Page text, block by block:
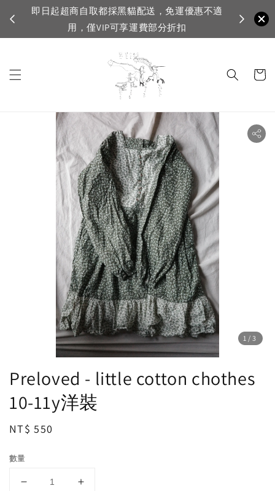
日起超商自取都採黑貓配送，免運優惠不適
用，僅VIP可享運費部分折扣
VIP滿1500
1 /3
Preloved - little cotton chothes
10-11y洋裝
Regular
NT$ 550
數量